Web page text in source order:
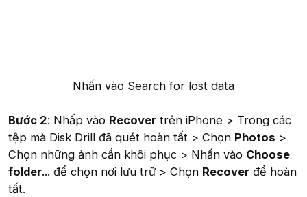
Nhấn vào Search for lost data​
Bước 2: Nhấp vào Recover trên iPhone > Trong các
tệp mà Disk Drill đã quét hoàn tất > Chọn Photos >
Chọn những ảnh cần khôi phục > Nhấn vào Choose
folder... để chọn nơi lưu trữ > Chọn Recover để hoàn
tất.